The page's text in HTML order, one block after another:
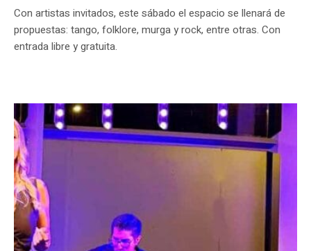
Con artistas invitados, este sábado el espacio se llenará de
propuestas: tango, folklore, murga y rock, entre otras. Con
entrada libre y gratuita.